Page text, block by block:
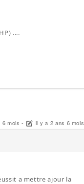
....
mois - il y a 2 ans 6 mois
a mettre ajour la